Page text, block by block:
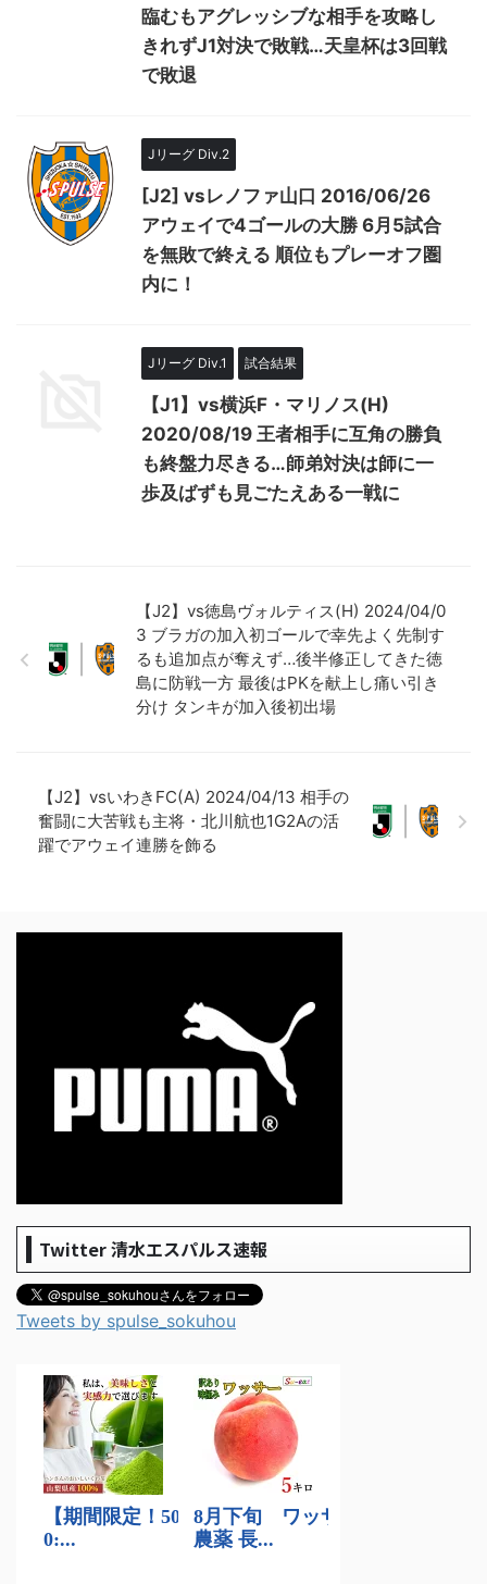
臨むもアグレッシブな相手を攻略し
きれずJ1対決で敗戦…天皇杯は3回戦
で敗退
Jリーグ Div.2
[J2] vsレノファ山口 2016/06/26
アウェイで4ゴールの大勝 6月5試合
を無敗で終える 順位もプレーオフ圏
内に！
Jリーグ Div.1 試合結果
【J1】vs横浜F・マリノス(H)
2020/08/19 王者相手に互角の勝負
も終盤力尽きる…師弟対決は師に一
歩及ばずも見ごたえある一戦に
【J2】vs徳島ヴォルティス(H) 2024/04/0
3 ブラガの加入初ゴールで幸先よく先制す
るも追加点が奪えず…後半修正してきた徳
島に防戦一方 最後はPKを献上し痛い引き
分け タンキが加入後初出場
【J2】vsいわきFC(A) 2024/04/13 相手の
奮闘に大苦戦も主将・北川航也1G2Aの活
躍でアウェイ連勝を飾る
Twitter 清水エスパルス速報
Tweets by spulse_sokuhou